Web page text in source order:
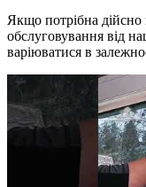
Якщо потрібна дійсно
обслуговування від
варіюватися в